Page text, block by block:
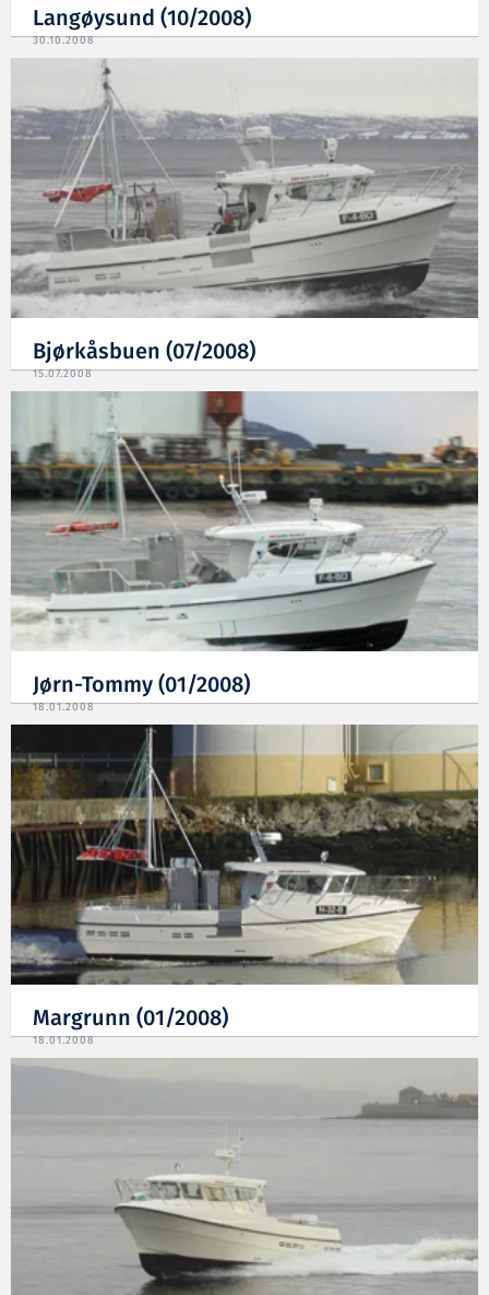
Langøysund (10/2008)
30.10.2008
Bjørkåsbuen (07/2008)
15.07.2008
Jørn-Tommy (01/2008)
18.01.2008
Margrunn (01/2008)
18.01.2008